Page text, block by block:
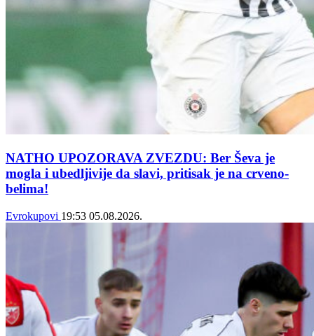
NATHO UPOZORAVA ZVEZDU: Ber Ševa je
mogla i ubedljivije da slavi, pritisak je na crveno-
belima!
Evrokupovi 19:53 05.08.2026.